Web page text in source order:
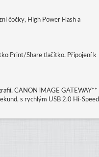
čočky, High Power Flash a
Print/Share tlačítko. Připojení k
CANON iMAGE GATEWAY**
s rychlým USB 2.0 Hi-Speed